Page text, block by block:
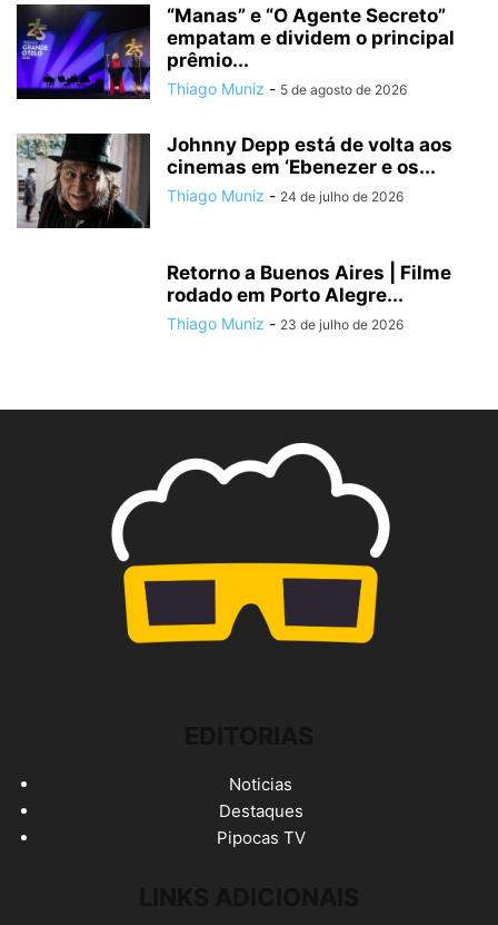
“Manas” e “O Agente Secreto”
empatam e dividem o principal
prêmio...
Thiago Muniz - 5 de agosto de 2026
Johnny Depp está de volta aos
cinemas em ‘Ebenezer e os...
Thiago Muniz - 24 de julho de 2026
Retorno a Buenos Aires | Filme
rodado em Porto Alegre...
Thiago Muniz - 23 de julho de 2026
Noticias
Destaques
Pipocas TV